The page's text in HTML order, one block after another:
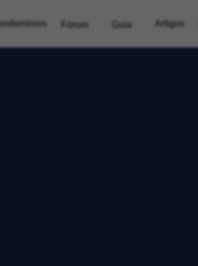
Fórum Guia Artigos